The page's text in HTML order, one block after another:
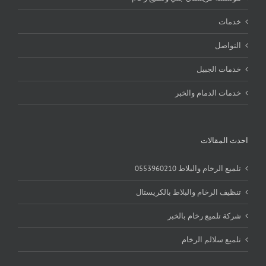
خدمات
التواصل
خدمات الجبيل
خدمات الدمام والخبر
احدث المقالات
تلميع الرخام والبلاط 0553960210
تنظيف الرخام والبلاط بالكريستال
شركة تلميع رخام بالخبر
تلميع سلالم الرخام